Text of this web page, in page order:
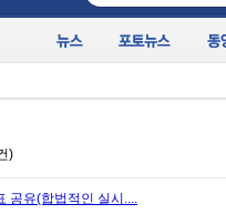
)
공유(합법적인 실시....